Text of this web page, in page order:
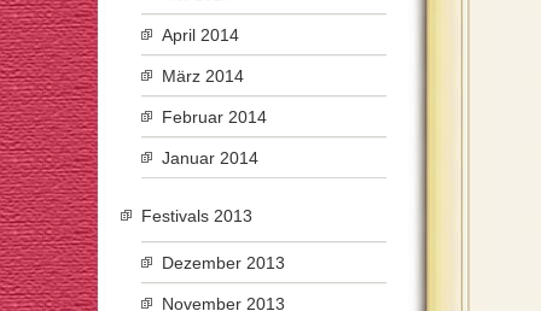
April 2014
März 2014
Februar 2014
Januar 2014
Festivals 2013
Dezember 2013
November 2013